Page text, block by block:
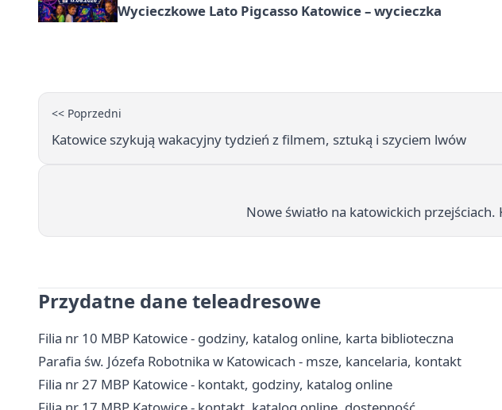
Wycieczkowe Lato Pigcasso Katowice – wycieczka
<< Poprzedni
Katowice szykują wakacyjny tydzień z filmem, sztuką i szyciem lwów
Nowe światło na katowickich
Przydatne dane teleadresowe
Filia nr 10 MBP Katowice - godziny, katalog online, karta biblioteczna
Parafia św. Józefa Robotnika w Katowicach - msze, kancelaria, kontakt
Filia nr 27 MBP Katowice - kontakt, godziny, katalog online